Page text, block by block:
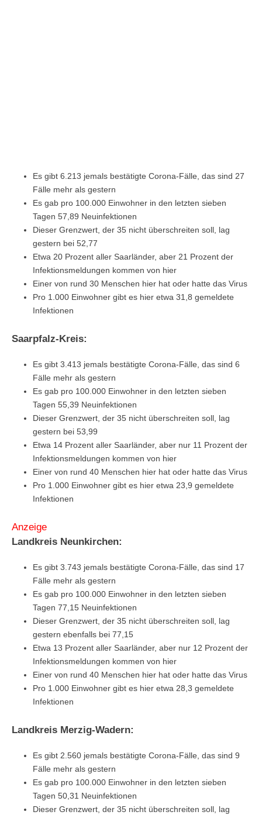
Es gibt 6.213 jemals bestätigte Corona-Fälle, das sind 27
Fälle mehr als gestern
Es gab pro 100.000 Einwohner in den letzten sieben
Tagen 57,89 Neuinfektionen
Dieser Grenzwert, der 35 nicht überschreiten soll, lag
gestern bei 52,77
Etwa 20 Prozent aller Saarländer, aber 21 Prozent der
Infektionsmeldungen kommen von hier
Einer von rund 30 Menschen hier hat oder hatte das Virus
Pro 1.000 Einwohner gibt es hier etwa 31,8 gemeldete
Infektionen
Saarpfalz-Kreis:
Es gibt 3.413 jemals bestätigte Corona-Fälle, das sind 6
Fälle mehr als gestern
Es gab pro 100.000 Einwohner in den letzten sieben
Tagen 55,39 Neuinfektionen
Dieser Grenzwert, der 35 nicht überschreiten soll, lag
gestern bei 53,99
Etwa 14 Prozent aller Saarländer, aber nur 11 Prozent der
Infektionsmeldungen kommen von hier
Einer von rund 40 Menschen hier hat oder hatte das Virus
Pro 1.000 Einwohner gibt es hier etwa 23,9 gemeldete
Infektionen
Anzeige
Landkreis Neunkirchen:
Es gibt 3.743 jemals bestätigte Corona-Fälle, das sind 17
Fälle mehr als gestern
Es gab pro 100.000 Einwohner in den letzten sieben
Tagen 77,15 Neuinfektionen
Dieser Grenzwert, der 35 nicht überschreiten soll, lag
gestern ebenfalls bei 77,15
Etwa 13 Prozent aller Saarländer, aber nur 12 Prozent der
Infektionsmeldungen kommen von hier
Einer von rund 40 Menschen hier hat oder hatte das Virus
Pro 1.000 Einwohner gibt es hier etwa 28,3 gemeldete
Infektionen
Landkreis Merzig-Wadern:
Es gibt 2.560 jemals bestätigte Corona-Fälle, das sind 9
Fälle mehr als gestern
Es gab pro 100.000 Einwohner in den letzten sieben
Tagen 50,31 Neuinfektionen
Dieser Grenzwert, der 35 nicht überschreiten soll, lag